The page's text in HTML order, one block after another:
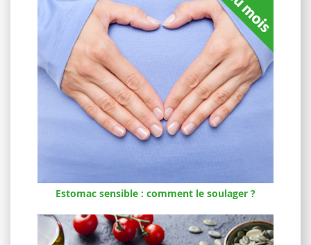
Estomac sensible : comment le soulager ?